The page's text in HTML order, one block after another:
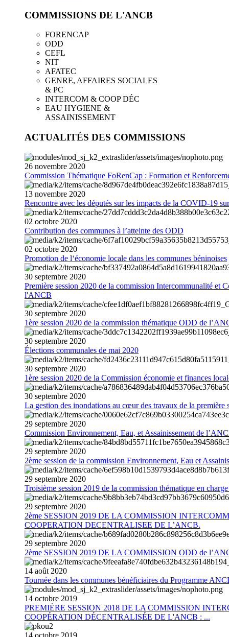
COMMISSIONS DE L'ANCB
FORENCAP
ODD
CEFL
NIT
AFATEC
GENRE, AFFAIRES SOCIALES
& PC
INTERCOM & COOP DÉC
EAU HYGIENE &
ASSAINISSEMENT
ACTUALITÉS DES COMMISSIONS
26 novembre 2020
Commission Thématique FoRenCap : Formation et
13 novembre 2020
Rencontre avec les députés sur les impacts de la COVID-19
02 octobre 2020
Contribution des communes à l’atteinte des ODD
02 octobre 2020
Promotion de l‘économie locale dans les communes béninoises
30 septembre 2020
Première session 2020 de la commission Intercommunalité et
l'ANCB
30 septembre 2020
1ère session 2020 de la commission thématique ODD de
30 septembre 2020
Élections communales de mai 2020
30 septembre 2020
1ère session 2020 de la Commission économie et finances
30 septembre 2020
La gestion des inondations au cœur des travaux de la première
29 septembre 2020
Commission Environnement, Eau, et Assainissement de
29 septembre 2020
2ème session de la commission Environnement, Eau et
29 septembre 2020
Troisième session 2019 de la commission thématique en
29 septembre 2020
2ème SESSION 2019 DE LA COMMISSION
COOPERATION DECENTRALISEE DE L’ANCB.
29 septembre 2020
2ème SESSION 2019 DE LA COMMISSION ODD de
14 août 2020
Tournée dans les communes bénéficiaires du Programme
14 octobre 2019
PREMIÈRE SESSION 2018 DE LA COMMISSION
COOPÉRATION DÉCENTRALISÉE DE L'ANCB : ...
14 octobre 2019